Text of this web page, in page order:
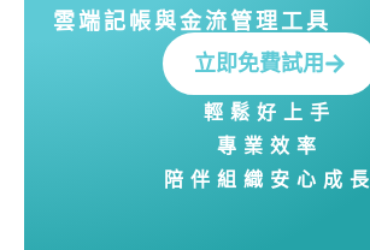
雲端記帳與金流管理工具
立即免費試用
輕鬆好上手
專業效率
陪伴組織安心成長